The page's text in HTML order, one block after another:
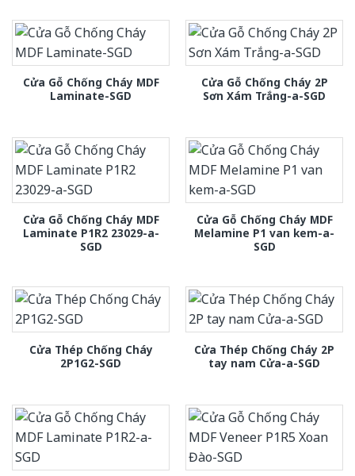
Cửa Gỗ Chống Cháy MDF
Laminate-SGD
Cửa Gỗ Chống Cháy 2P
Sơn Xám Trắng-a-SGD
Cửa Gỗ Chống Cháy MDF
Laminate P1R2 23029-a-
SGD
Cửa Gỗ Chống Cháy MDF
Melamine P1 van kem-a-
SGD
Cửa Thép Chống Cháy
2P1G2-SGD
Cửa Thép Chống Cháy 2P
tay nam Cửa-a-SGD